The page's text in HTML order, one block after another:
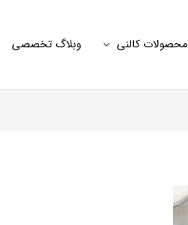
محصولات کالنی وبلاگ تخصصی